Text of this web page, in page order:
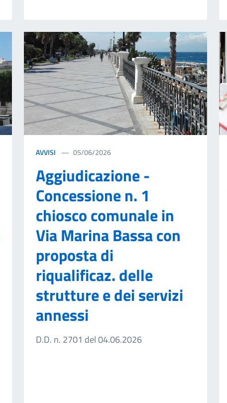
AVVISI 05/06/2026
Aggiudicazione -
Concessione n. 1
chiosco comunale in
Via Marina Bassa con
proposta di
riqualificaz. delle
strutture e dei servizi
annessi
D.D. n. 2701 del 04.06.2026